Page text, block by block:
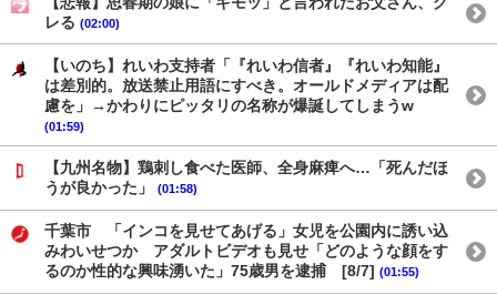
レる (02:00)
【いのち】れいわ支持者「『れいわ信者』『れいわ知能』
は差別的。放送禁止用語にすべき。オールドメディアは配
慮を」→かわりにピッタリの名称が爆誕してしまうw
(01:59)
【九州名物】鶏刺し食べた医師、全身麻痺へ…「死んだほ
うが良かった」
(01:58)
千葉市 「インコを見せてあげる」女児を公園内に誘い込
みわいせつか アダルトビデオも見せ「どのような顔をす
るのか性的な興味湧いた」75歳男を逮捕 [8/7] (01:55)